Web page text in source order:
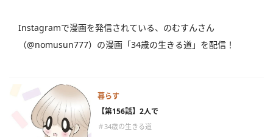
Instagramで漫画を発信されている、のむすんさん
（@nomusun777）の漫画「34歳の生きる道」を配信！
暮らす
【第156話】2人で
＃34歳の生きる道